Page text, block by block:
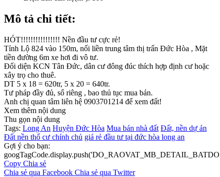
Mô tả chi tiết:
HÓT!!!!!!!!!!!!!!!! Nền đầu tư cực rẻ!
Tỉnh Lộ 824 vào 150m, nối liền trung tâm thị trấn Đức Hòa , Mặt
tiền đường 6m xe hơi đi vô tư.
Đối diện KCN Tân Đức, dân cư đông đúc thích hợp định cư hoặc
xây trọ cho thuê.
DT 5 x 18 = 620tr, 5 x 20 = 640tr.
Tư pháp đầy đủ, sổ riêng , bao thủ tục mua bán.
Anh chị quan tâm liên hệ 0903701214 để xem đất!
Xem thêm nội dung
Thu gọn nội dung
Tags: Long An Huyện Đức Hòa Mua bán nhà đất Đất, nền dự án
Đất nền thổ cư chính chủ giá rẻ đầu tư tại đức hòa long an
Gợi ý cho bạn:
Copy Chia sẻ
Chia sẻ qua Facebook Chia sẻ qua Twitter